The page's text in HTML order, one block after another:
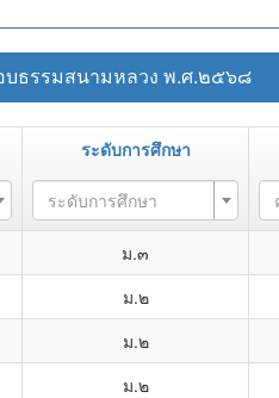
บธรรมสนามหลวง พ.ศ.๒๕๖๘
ระดับการศึกษา
ระดับการศึกษา
ม.๓
ม.๒
ม.๒
ม.๒